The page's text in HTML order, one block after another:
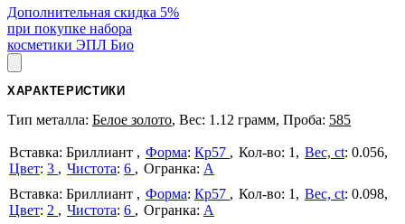
Дополнительная скидка 5%
при покупке набора
косметики ЭПЛ Био
ХАРАКТЕРИСТИКИ
Тип металла: Белое золото, Вес: 1.12 грамм, Проба: 585
Бриллиант Форма: Кр57 1 Вес, ct: 0.056
Цвет: 3 Чистота: 6
А
Бриллиант
Форма: Кр57 1 Вес, ct: 0.098
Цвет: 2 Чистота: 6
А